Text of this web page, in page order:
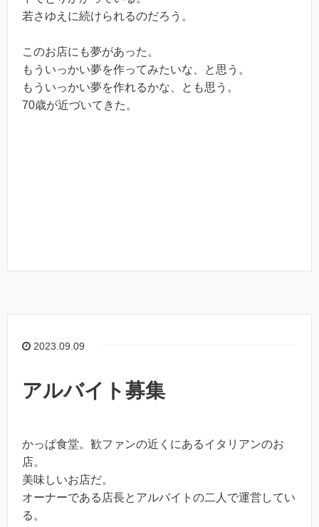
若さゆえに続けられるのだろう。
このお店にも夢があった。
もういっかい夢を作ってみたいな、と思う。
もういっかい夢を作れるかな、とも思う。
70歳が近づいてきた。
2023.09.09
アルバイト募集
かっぱ食堂。歓ファンの近くにあるイタリアンのお
店。
美味しいお店だ。
オーナーである店長とアルバイトの二人で運営してい
る。